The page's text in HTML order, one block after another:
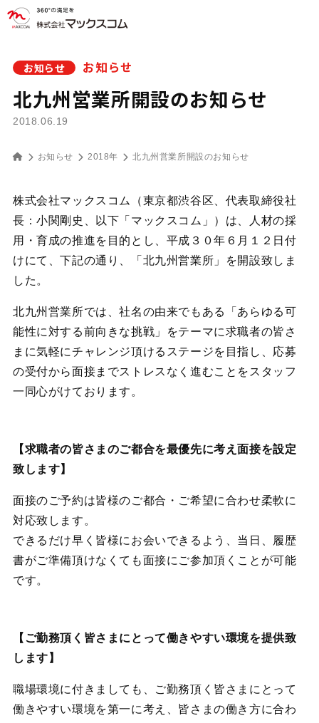
お知らせ お知らせ
北九州営業所開設のお知らせ
2018.06.19
お知らせ 2018年 北九州営業所開設のお知らせ
株式会社マックスコム（東京都渋谷区、代表取締役社
長：小関剛史、以下「マックスコム」）は、
人材の採
用・育成の推進を目的とし、平成３０年６月１２日付
けにて、下記の通り、「北九州営業所」を開設致しま
した。
北九州営業所では、社名の由来でもある「あらゆる可
能性に対する前向きな挑戦」をテーマに求職者の皆さ
まに気軽にチャレンジ頂けるステージを目指し、応募
の受付から面接までストレスなく進むことを スタッフ
一同心がけております。
【求職者の皆さまのご都合を最優先に考え面接を設定
致します】
面接のご予約は皆様のご都合・ご希望に合わせ柔軟に
対応致します。
できるだけ早く皆様にお会いできるよう、当日、履歴
書がご準備頂けなくても面接にご参加頂くことが可能
です。
【ご勤務頂く皆さまにとって働きやすい環境を提供致
します】
職場環境に付きましても、ご勤務頂く皆さまにとって
働きやすい環境を第一に考え、皆さまの働き方に合わ